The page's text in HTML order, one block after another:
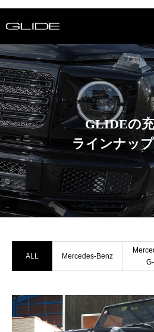
GLIDEの
ラインナッ
ALL Mercedes-Benz